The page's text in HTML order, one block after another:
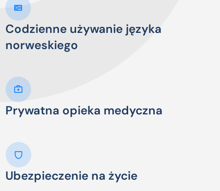
Codzienne używanie języka
norweskiego
Prywatna opieka medyczna
Ubezpieczenie na życie